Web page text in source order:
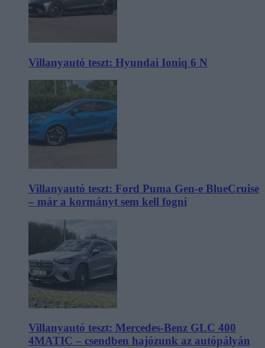
Villanyautó teszt: Hyundai Ioniq 6 N
Villanyautó teszt: Ford Puma Gen-e BlueCruise
– már a kormányt sem kell fogni
Villanyautó teszt: Mercedes-Benz GLC 400
4MATIC – csendben hajózunk az autópályán